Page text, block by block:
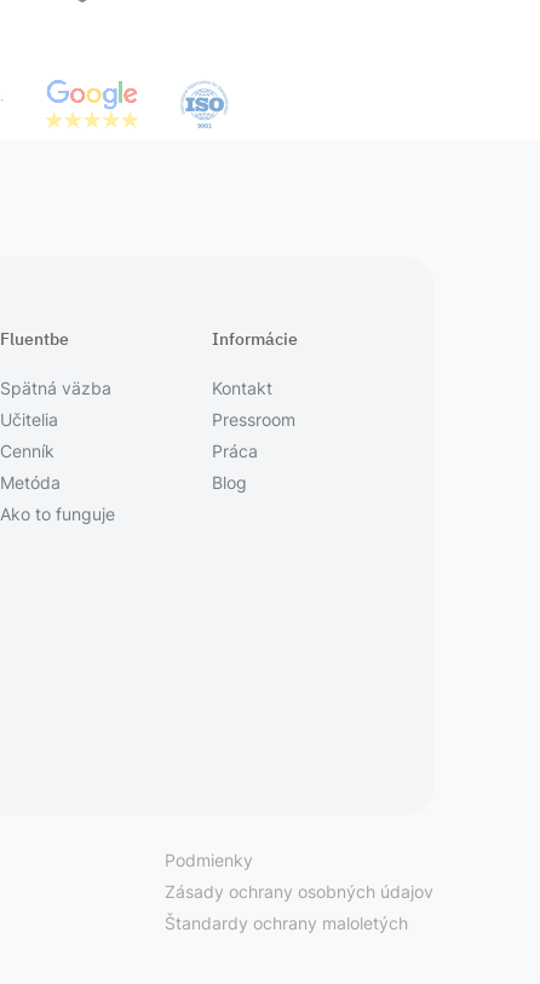
Fluentbe
Spätná väzba
Učitelia
Cenník
Metóda
Ako to funguje
Informácie
Kontakt
Pressroom
Práca
Blog
Podmienky
Zásady ochrany osobných údajov
Štandardy ochrany maloletých